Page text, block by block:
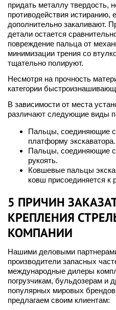
придать металлу твердость,
противодействия истиранию,
дополнительно закаливают.
детали остается
повреждение пальца от
минимизации трения со
тщательно полируют.
Несмотря на прочность
категории
В зависимости от места
различают следующие виды
Пальцы, соединяющие
платформу экскаватора.
Пальцы, соединяющие
рукоять.
Ковшевые пальцы
ковш присоединяется к
5 ПРИЧИН
КРЕПЛЕНИЯ
КОМПАНИИ
Нашими деловыми
производители запасных
международные дилеры
погрузчикам, бульдозерам и
популярных мировых
предлагаем своим клиентам: